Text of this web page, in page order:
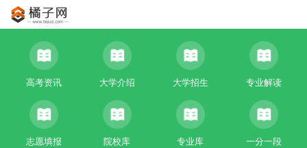
高考资讯 大学介绍 大学招生 专业解读
志愿填报 院校库 专业库 一分一段